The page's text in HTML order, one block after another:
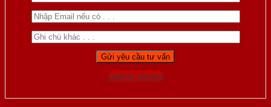
Gọi 0976.169.864